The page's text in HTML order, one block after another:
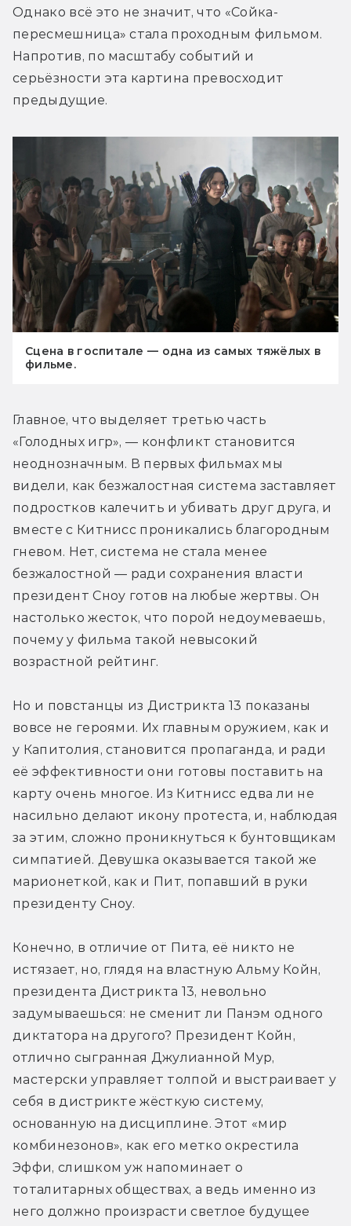
Однако всё это не значит, что «Сойка-
пересмешница» стала проходным фильмом.
Напротив, по масштабу событий и
серьёзности эта картина превосходит
предыдущие.
Сцена в госпитале — одна из самых тяжёлых в
фильме.
Главное, что выделяет третью часть
«Голодных игр», — конфликт становится
неоднозначным. В первых фильмах мы
видели, как безжалостная система заставляет
подростков калечить и убивать друг друга, и
вместе с Китнисс проникались благородным
гневом. Нет, система не стала менее
безжалостной — ради сохранения власти
президент Сноу готов на любые жертвы. Он
настолько жесток, что порой недоумеваешь,
почему у фильма такой невысокий
возрастной рейтинг.
Но и повстанцы из Дистрикта 13 показаны
вовсе не героями. Их главным оружием, как и
у Капитолия, становится пропаганда, и ради
её эффективности они готовы поставить на
карту очень многое. Из Китнисс едва ли не
насильно делают икону протеста, и, наблюдая
за этим, сложно проникнуться к бунтовщикам
симпатией. Девушка оказывается такой же
марионеткой, как и Пит, попавший в руки
президенту Сноу.
Конечно, в отличие от Пита, её никто не
истязает, но, глядя на властную Альму Койн,
президента Дистрикта 13, невольно
задумываешься: не сменит ли Панэм одного
диктатора на другого? Президент Койн,
отлично сыгранная Джулианной Мур,
мастерски управляет толпой и выстраивает у
себя в дистрикте жёсткую систему,
основанную на дисциплине. Этот «мир
комбинезонов», как его метко окрестила
Эффи, слишком уж напоминает о
тоталитарных обществах, а ведь именно из
него должно произрасти светлое будущее